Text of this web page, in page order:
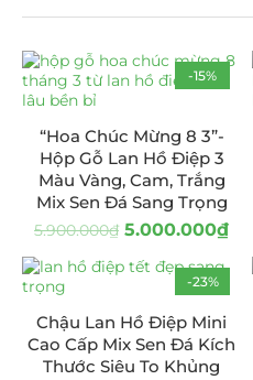
-15%
“Hoa Chúc Mừng 8 3”-
Hộp Gỗ Lan Hồ Điệp 3
Màu Vàng, Cam, Trắng
Mix Sen Đá Sang Trọng
5.900.000₫ 5.000.000₫
-23%
Chậu Lan Hồ Điệp Mini
Cao Cấp Mix Sen Đá Kích
Thước Siêu To Khủng